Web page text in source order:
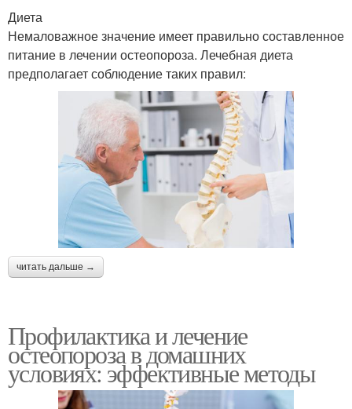
Диета
Немаловажное значение имеет правильно составленное
питание в лечении остеопороза. Лечебная диета
предполагает соблюдение таких правил:
читать дальше →
Профилактика и лечение
остеопороза в домашних
условиях: эффективные методы